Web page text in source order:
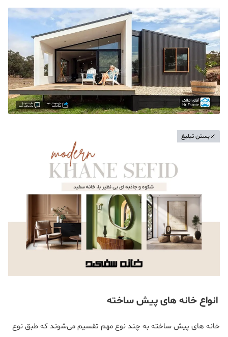
بستن تبلیغ
انواع خانه‌ های پیش‌ ساخته
خانه‌ های پیش‌ ساخته به چند نوع مهم تقسیم می‌شوند که طبق نوع